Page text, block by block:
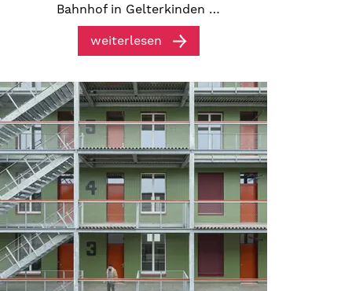
Bahnhof in Gelterkinden …
weiterlesen